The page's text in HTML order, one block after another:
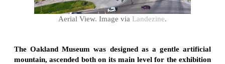
Aerial View. Image via Landezine.
The Oakland Museum was designed as a gentle artificial
mountain, ascended both on its main level for the exhibition